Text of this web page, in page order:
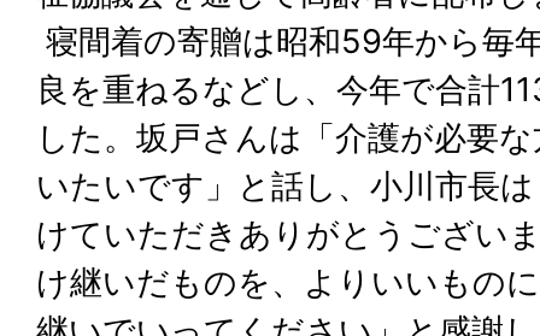
寝間着の寄贈は昭和59年から毎
良を重ねるなどし、今年で合計
した。坂戸さんは「介護が必要
いたいです」と話し、小川市長
けていただきありがとうござい
け継いだものを、よりいいもの